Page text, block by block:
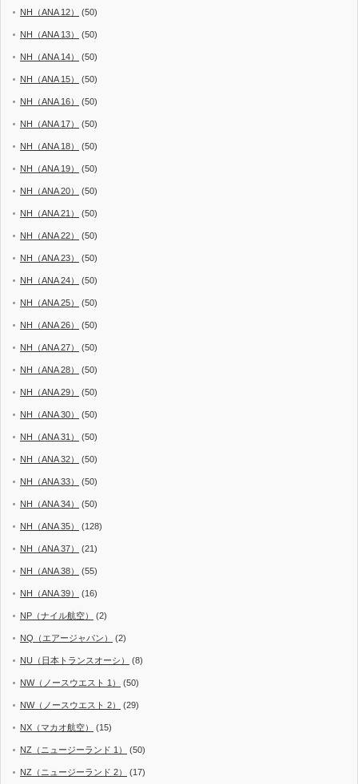
NH（ANA 12） (50)
NH（ANA 13） (50)
NH（ANA 14） (50)
NH（ANA 15） (50)
NH（ANA 16） (50)
NH（ANA 17） (50)
NH（ANA 18） (50)
NH（ANA 19） (50)
NH（ANA 20） (50)
NH（ANA 21） (50)
NH（ANA 22） (50)
NH（ANA 23） (50)
NH（ANA 24） (50)
NH（ANA 25） (50)
NH（ANA 26） (50)
NH（ANA 27） (50)
NH（ANA 28） (50)
NH（ANA 29） (50)
NH（ANA 30） (50)
NH（ANA 31） (50)
NH（ANA 32） (50)
NH（ANA 33） (50)
NH（ANA 34） (50)
NH（ANA 35） (128)
NH（ANA 37） (21)
NH（ANA 38） (55)
NH（ANA 39） (16)
NP（ナイル航空） (2)
NQ（エアージャパン） (2)
NU（日本トランスオーシ） (8)
NW（ノースウエスト 1） (50)
NW（ノースウエスト 2） (29)
NX（マカオ航空） (15)
NZ（ニュージーランド 1） (50)
NZ（ニュージーランド 2） (17)